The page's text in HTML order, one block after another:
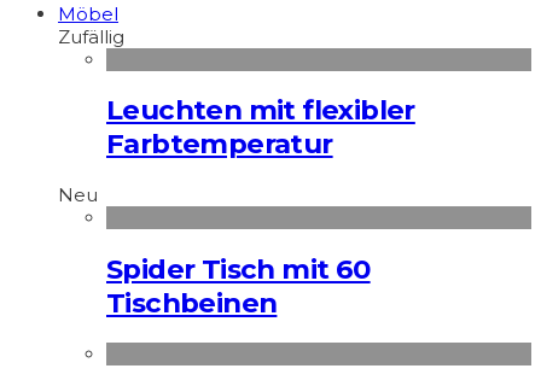
Möbel
Zufällig
Leuchten mit flexibler
Farbtemperatur
Neu
Spider Tisch mit 60
Tischbeinen